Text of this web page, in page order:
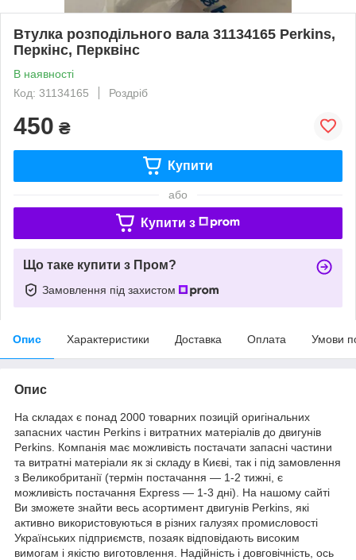
Втулка розподільного вала 31134165 Perkins,
Перкінс, Перквінс
В наявності
Код: 31134165
Роздріб
450 ₴
Купити
або
Купити з
Що таке купити з Пром?
Замовлення під захистом
Опис Характеристики Доставка Оплата Умови
Опис
На складах є понад 2000 товарних позицій оригінальних
запасних частин Perkins і витратних матеріалів до двигунів
Perkins. Компанія має можливість постачати запасні частини
та витратні матеріали як зі складу в Києві, так і під замовлення
з Великобританії (термін постачання — 1-2 тижні, є
можливість постачання Express — 1-3 дні). На нашому сайті
Ви зможете знайти весь асортимент двигунів Perkins, які
активно використовуються в різних галузях промисловості
Українських підприємств, позаяк відповідають високим
вимогам і якістю виготовлення. Надійність і довговічність, ось